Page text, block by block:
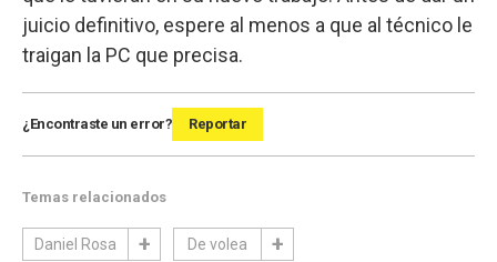
juicio definitivo, espere al menos a que al técnico le
traigan la PC que precisa.
¿Encontraste un error? Reportar
Temas relacionados
Daniel Rosa De volea